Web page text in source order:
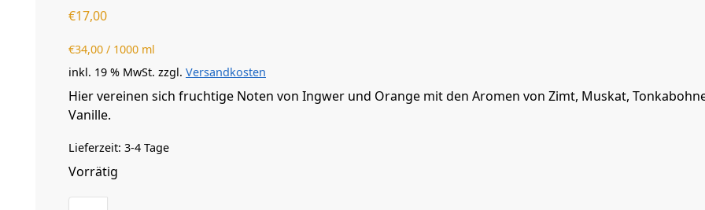
€17,00
€34,00 / 1000 ml
inkl. 19 % MwSt. zzgl. Versandkosten
Hier vereinen sich fruchtige Noten von Ingwer und Orange mit den Aromen von Zimt, Muskat,
Vanille.
Lieferzeit: 3-4 Tage
Vorrätig